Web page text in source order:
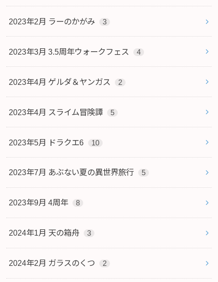
2023年2月 ラーのかがみ 3
2023年3月 3.5周年ウォークフェス 4
2023年4月 ゲルダ＆ヤンガス 2
2023年4月 スライム冒険譚 5
2023年5月 ドラクエ6 10
2023年7月 あぶない夏の異世界旅行 5
2023年9月 4周年 8
2024年1月 天の箱舟 3
2024年2月 ガラスのくつ 2